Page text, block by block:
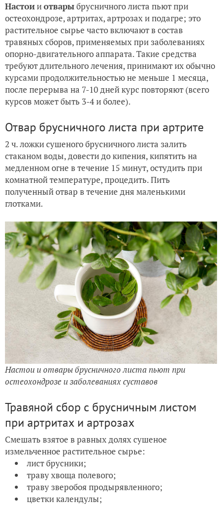
Настоииотварыбрусничного листа пьют при
остеохондрозе, артритах, артрозах и подагре; это
растительное сырье часто включают в состав
травяных сборов, применяемых при заболеваниях
опорно-двигательного аппарата. Такие средства
требуют длительного лечения, принимают их обычно
курсами продолжительностью не меньше 1 месяца,
после перерыва на 7-10 дней курс повторяют (всего
курсов может быть 3-4 и более).
Отвар брусничного листа при артрите
2 ч. ложки сушеного брусничного листа залить
стаканом воды, довести до кипения, кипятить на
медленном огне в течение 15 минут, остудить при
комнатной температуре, процедить. Пить
полученный отвар в течение дня маленькими
глотками.
Настои и отвары брусничного листа пьют при
остеохондрозе и заболеваниях суставов
Травяной сбор с брусничным листом
при артритах и артрозах
Смешать взятое в равных долях сушеное
измельченное растительное сырье:
лист брусники;
траву хвоща полевого;
траву зверобоя продырявленного;
цветки календулы;